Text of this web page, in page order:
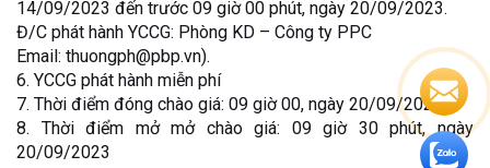
14/09/2023 đến trước 09 giờ 00 phút, ngày 20/09/2023.
Đ/C phát hành YCCG: Phòng KD – Công ty PPC
Email: thuongph@pbp.vn).
6. YCCG phát hành miễn phí
7. Thời điểm đóng chào giá: 09 giờ 00, ngày 20/09/2023
8. Thời điểm mở mở chào giá: 09 giờ 30 phút, ngày
20/09/2023